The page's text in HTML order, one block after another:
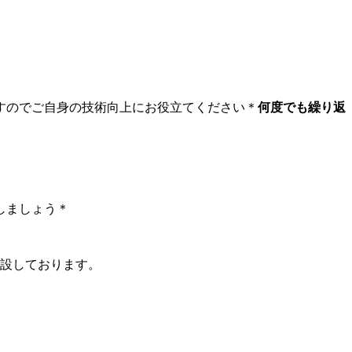
でご自身の技術向上にお役立てください＊ 何度でも繰り返
しょう＊
しております。